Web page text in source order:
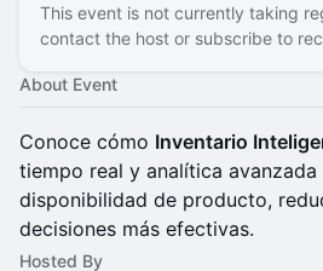
This event is not currently taking
contact the host or subscribe to
About Event
Conoce cómo Inventario
tiempo real y analítica avanzada
disponibilidad de producto,
decisiones más efectivas.
Hosted By